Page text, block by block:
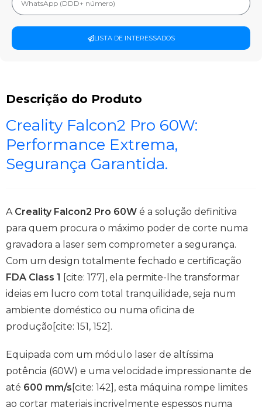
LISTA DE INTERESSADOS
Descrição do Produto
Creality Falcon2 Pro 60W:
Performance Extrema,
Segurança Garantida.
A Creality Falcon2 Pro 60W é a solução definitiva
para quem procura o máximo poder de corte numa
gravadora a laser sem comprometer a segurança.
Com um design totalmente fechado e certificação
FDA Class 1 [cite: 177], ela permite-lhe transformar
ideias em lucro com total tranquilidade, seja num
ambiente doméstico ou numa oficina de
produção[cite: 151, 152].
Equipada com um módulo laser de altíssima
potência (60W) e uma velocidade impressionante de
até 600 mm/s [cite: 142], esta máquina rompe limites
ao cortar materiais incrivelmente espessos numa